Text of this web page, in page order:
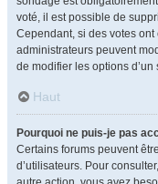
voté, il est possible de
Cependant, si des votes
administrateurs peuvent
de modifier les options
Haut
Pourquoi ne puis-je pas
Certains forums peuvent
d’utilisateurs. Pour